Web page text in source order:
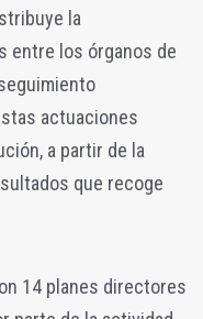
la
entre los órganos de
actuaciones
a partir de la
que recoge
14 planes directores